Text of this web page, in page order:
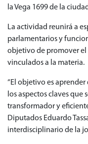
la Vega 1699 de la
La actividad reunirá a
parlamentarios y
objetivo de promover el
vinculados a la materia.
“El objetivo es
los aspectos claves
transformador y
Diputados Eduardo
interdisciplinario de la